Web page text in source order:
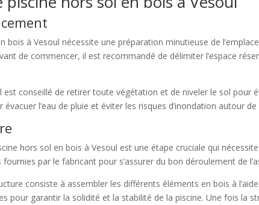
bois à Vesoul nécessite une préparation minutieuse de
de commencer, il est recommandé de délimiter l’espace
est conseillé de retirer toute végétation et de niveler le sol pour
l’eau de pluie et éviter les risques d’inondation autour de
hors sol en bois à Vesoul est une étape cruciale qui
par le fabricant pour s’assurer du bon déroulement de
consiste à assembler les différents éléments en bois à
pour garantir la solidité et la stabilité de la piscine. Une fois la